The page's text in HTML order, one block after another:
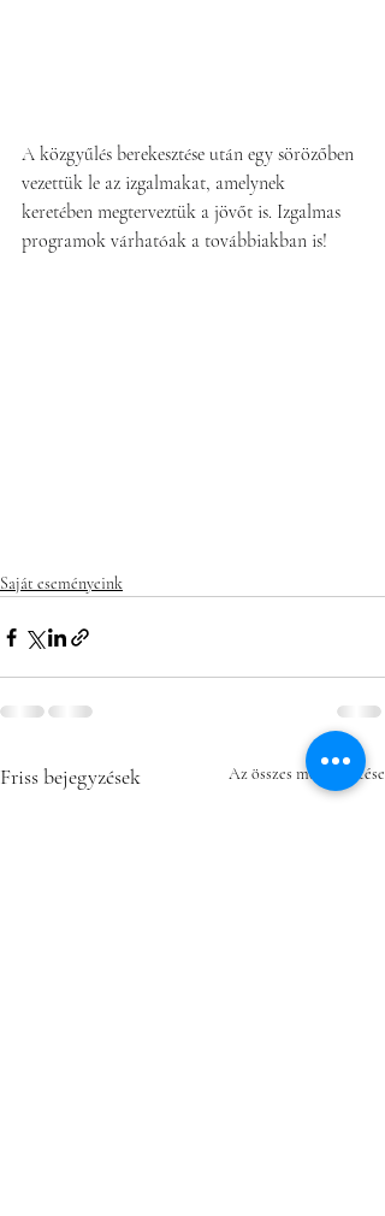
A közgyűlés berekesztése után egy sörözőben
vezettük le az izgalmakat, amelynek
keretében megterveztük a jövőt is. Izgalmas
programok várhatóak a továbbiakban is!
Saját eseményeink
Friss bejegyzések Az összes megtekintése